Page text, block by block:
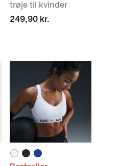
trøje til kvinder
249,90 kr.